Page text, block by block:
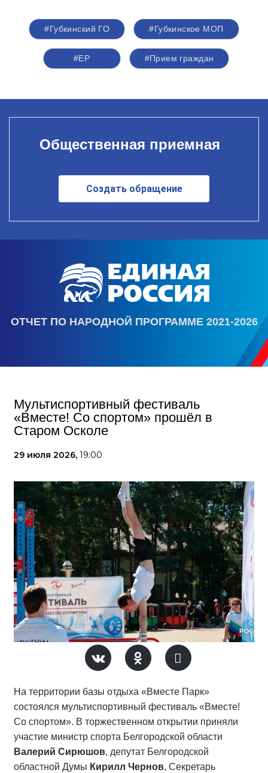
#Губкинский ГО #Губкинское МОП
#ЕР #Прием граждан
Общественная приемная
Создать обращение
ОТЧЕТ ПО НАРОДНОЙ ПРОГРАММЕ 2021-2026
Мультиспортивный фестиваль
«Вместе! Со спортом» прошёл в
Старом Осколе
29 июля 2026, 19:00
На территории базы отдыха «Вместе Парк»
состоялся мультиспортивный фестиваль «Вместе!
Со спортом». В торжественном открытии приняли
участие министр спорта Белгородской области
Валерий Сирюшов, депутат Белгородской
областной Думы Кирилл Чернов, Секретарь